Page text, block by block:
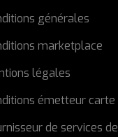
générales
marketplace
légales
émetteur carte
de services de